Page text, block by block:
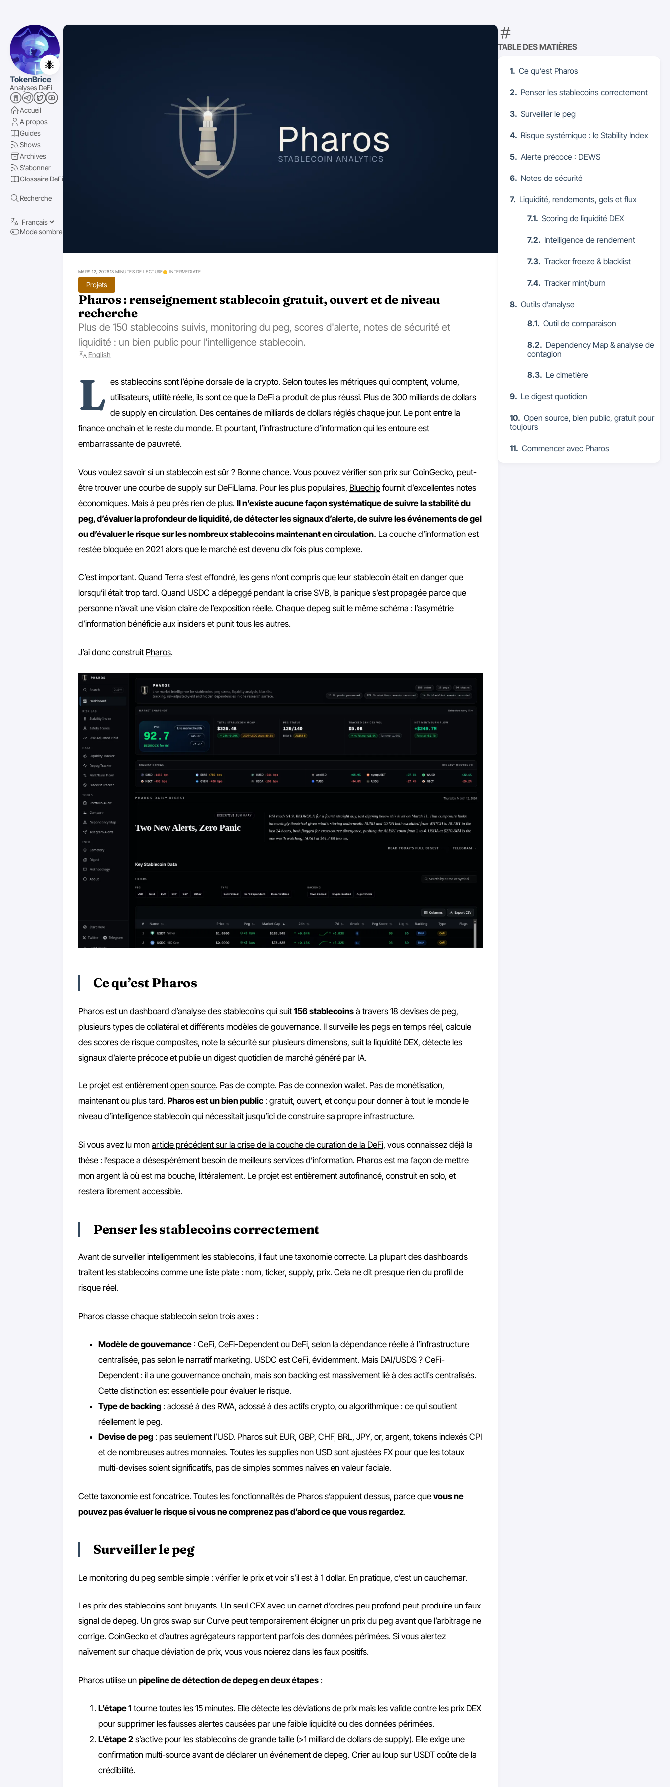
🐜
TokenBrice
Analyses DeFi
Accueil
A propos
Guides
Shows
Archives
S'abonner
Glossaire DeFi
Recherche
Mode sombre
TABLE DES MATIÈRES
Ce qu’est Pharos
Penser les stablecoins correctement
Surveiller le peg
Risque systémique : le Stability Index
Alerte précoce : DEWS
Notes de sécurité
Liquidité, rendements, gels et flux
Scoring de liquidité DEX
Intelligence de rendement
Tracker freeze & blacklist
Tracker mint/burn
Outils d’analyse
Outil de comparaison
Dependency Map & analyse de
contagion
Le cimetière
Le digest quotidien
Open source, bien public, gratuit pour
toujours
Commencer avec Pharos
Projets
MARS 12, 202613 MINUTES DE LECTURE INTERMEDIATE
Pharos : renseignement stablecoin gratuit, ouvert et de niveau
recherche
Plus de 150 stablecoins suivis, monitoring du peg, scores d'alerte, notes de sécurité et
liquidité : un bien public pour l'intelligence stablecoin.
English
L es stablecoins sont l’épine dorsale de la crypto. Selon toutes les métriques qui comptent, volume,
utilisateurs, utilité réelle, ils sont ce que la DeFi a produit de plus réussi. Plus de 300 milliards de dollars
de supply en circulation. Des centaines de milliards de dollars réglés chaque jour. Le pont entre la
finance onchain et le reste du monde. Et pourtant, l’infrastructure d’information qui les entoure est
embarrassante de pauvreté.
Vous voulez savoir si un stablecoin est sûr ? Bonne chance. Vous pouvez vérifier son prix sur CoinGecko, peut-
être trouver une courbe de supply sur DeFiLlama. Pour les plus populaires, Bluechip fournit d’excellentes notes
économiques. Mais à peu près rien de plus. Il n’existe aucune façon systématique de suivre la stabilité du
peg, d’évaluer la profondeur de liquidité, de détecter les signaux d’alerte, de suivre les événements de gel
ou d’évaluer le risque sur les nombreux stablecoins maintenant en circulation. La couche d’information est
restée bloquée en 2021 alors que le marché est devenu dix fois plus complexe.
C’est important. Quand Terra s’est effondré, les gens n’ont compris que leur stablecoin était en danger que
lorsqu’il était trop tard. Quand USDC a dépeggé pendant la crise SVB, la panique s’est propagée parce que
personne n’avait une vision claire de l’exposition réelle. Chaque depeg suit le même schéma : l’asymétrie
d’information bénéficie aux insiders et punit tous les autres.
J’ai donc construit Pharos.
Ce qu’est Pharos
Pharos est un dashboard d’analyse des stablecoins qui suit 156 stablecoins à travers 18 devises de peg,
plusieurs types de collatéral et différents modèles de gouvernance. Il surveille les pegs en temps réel, calcule
des scores de risque composites, note la sécurité sur plusieurs dimensions, suit la liquidité DEX, détecte les
signaux d’alerte précoce et publie un digest quotidien de marché généré par IA.
Le projet est entièrement open source. Pas de compte. Pas de connexion wallet. Pas de monétisation,
maintenant ou plus tard. Pharos est un bien public : gratuit, ouvert, et conçu pour donner à tout le monde le
niveau d’intelligence stablecoin qui nécessitait jusqu’ici de construire sa propre infrastructure.
Si vous avez lu mon article précédent sur la crise de la couche de curation de la DeFi, vous connaissez déjà la
thèse : l’espace a désespérément besoin de meilleurs services d’information. Pharos est ma façon de mettre
mon argent là où est ma bouche, littéralement. Le projet est entièrement autofinancé, construit en solo, et
restera librement accessible.
Penser les stablecoins correctement
Avant de surveiller intelligemment les stablecoins, il faut une taxonomie correcte. La plupart des dashboards
traitent les stablecoins comme une liste plate : nom, ticker, supply, prix. Cela ne dit presque rien du profil de
risque réel.
Pharos classe chaque stablecoin selon trois axes :
Modèle de gouvernance : CeFi, CeFi-Dependent ou DeFi, selon la dépendance réelle à l’infrastructure
centralisée, pas selon le narratif marketing. USDC est CeFi, évidemment. Mais DAI/USDS ? CeFi-
Dependent : il a une gouvernance onchain, mais son backing est massivement lié à des actifs centralisés.
Cette distinction est essentielle pour évaluer le risque.
Type de backing : adossé à des RWA, adossé à des actifs crypto, ou algorithmique : ce qui soutient
réellement le peg.
Devise de peg : pas seulement l’USD. Pharos suit EUR, GBP, CHF, BRL, JPY, or, argent, tokens indexés CPI
et de nombreuses autres monnaies. Toutes les supplies non USD sont ajustées FX pour que les totaux
multi-devises soient significatifs, pas de simples sommes naïves en valeur faciale.
Cette taxonomie est fondatrice. Toutes les fonctionnalités de Pharos s’appuient dessus, parce que vous ne
pouvez pas évaluer le risque si vous ne comprenez pas d’abord ce que vous regardez.
Surveiller le peg
Le monitoring du peg semble simple : vérifier le prix et voir s’il est à 1 dollar. En pratique, c’est un cauchemar.
Les prix des stablecoins sont bruyants. Un seul CEX avec un carnet d’ordres peu profond peut produire un faux
signal de depeg. Un gros swap sur Curve peut temporairement éloigner un prix du peg avant que l’arbitrage ne
corrige. CoinGecko et d’autres agrégateurs rapportent parfois des données périmées. Si vous alertez
naïvement sur chaque déviation de prix, vous vous noierez dans les faux positifs.
Pharos utilise un pipeline de détection de depeg en deux étapes :
L’étape 1 tourne toutes les 15 minutes. Elle détecte les déviations de prix mais les valide contre les prix DEX
pour supprimer les fausses alertes causées par une faible liquidité ou des données périmées.
L’étape 2 s’active pour les stablecoins de grande taille (>1 milliard de dollars de supply). Elle exige une
confirmation multi-source avant de déclarer un événement de depeg. Crier au loup sur USDT coûte de la
crédibilité.